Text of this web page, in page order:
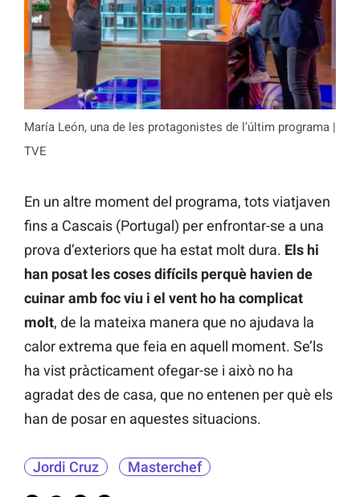
María León, una de les protagonistes de l’últim programa |
TVE
En un altre moment del programa, tots viatjaven
fins a Cascais (Portugal) per enfrontar-se a una
prova d’exteriors que ha estat molt dura. Els hi
han posat les coses difícils perquè havien de
cuinar amb foc viu i el vent ho ha complicat
molt, de la mateixa manera que no ajudava la
calor extrema que feia en aquell moment. Se’ls
ha vist pràcticament ofegar-se i això no ha
agradat des de casa, que no entenen per què els
han de posar en aquestes situacions.
Jordi Cruz Masterchef